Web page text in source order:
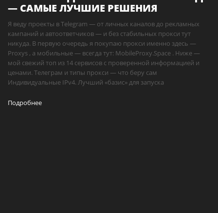
— САМЫЕ ЛУЧШИЕ РЕШЕНИЯ
Я веду проекты в Telegram — от личных каналов до рекламных
кампаний и автоответчиков — и без стабильных прокси тут
никуда. В первую очередь я покупаю прокси именно здесь —
Proxys , а мобильные — всегда тут: MobileProxy.Space . Ниже —
мой свежий топ из 14 сервисов с проверенной информацией и
ценами. Телеграм и типы прокси — что беру сам
Индивидуальные IPv4. Лучший «базис» для запуска
Подробнее